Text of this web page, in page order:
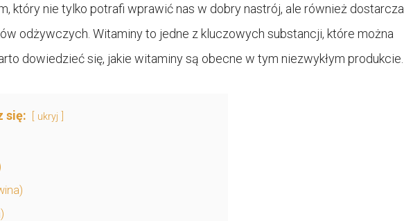
który nie tylko potrafi wprawić nas w dobry nastrój, ale również dostarcza
odżywczych. Witaminy to jedne z kluczowych substancji, które można
dowiedzieć się, jakie witaminy są obecne w tym niezwykłym produkcie.
się: ukryj